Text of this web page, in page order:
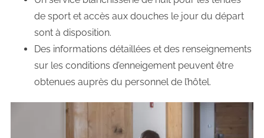
de sport et accès aux douches le jour du départ
sont à disposition.
Des informations détaillées et des renseignements
sur les conditions d’enneigement peuvent être
obtenues auprès du personnel de l’hôtel.